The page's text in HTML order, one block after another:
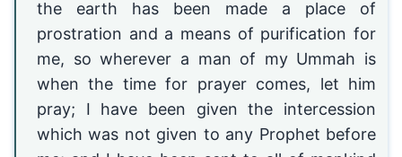
the earth has been made a place of
prostration and a means of purification for
me, so wherever a man of my Ummah is
when the time for prayer comes, let him
pray; I have been given the intercession
which was not given to any Prophet before